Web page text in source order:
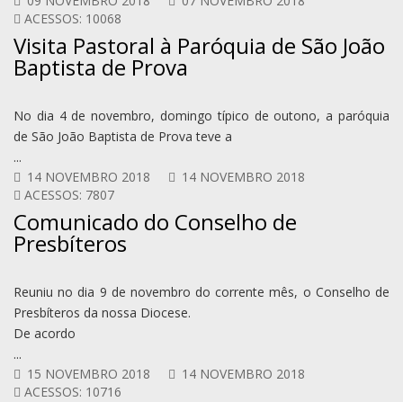
ACESSOS: 10068
Visita Pastoral à Paróquia de São João
Baptista de Prova
No dia 4 de novembro, domingo típico de outono, a paróquia
de São João Baptista de Prova teve a
...
14 NOVEMBRO 2018
14 NOVEMBRO 2018
ACESSOS: 7807
Comunicado do Conselho de
Presbíteros
Reuniu no dia 9 de novembro do corrente mês, o Conselho de
Presbíteros da nossa Diocese.
De acordo
...
15 NOVEMBRO 2018
14 NOVEMBRO 2018
ACESSOS: 10716